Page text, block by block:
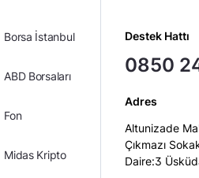
Borsa İstanbul
ABD Borsaları
Fon
Midas Kripto
Destek Hattı
0850
Adres
Altunizade
Çıkmazı
Daire:3